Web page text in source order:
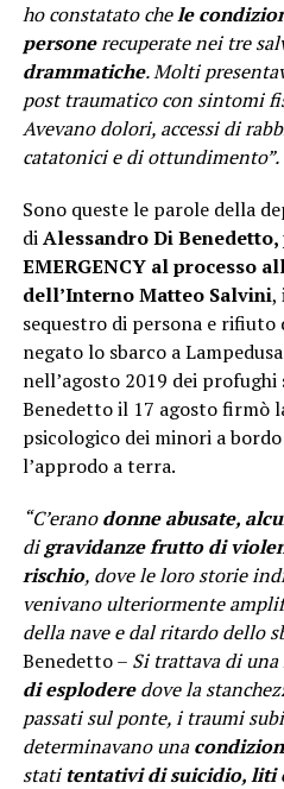
ho constatato chele
personerecuperate nei tre
drammatiche. Molti
post traumatico con sintomi
Avevano dolori, accessi di
catatonici e di ottundimento”.
Sono queste le parole della
diAlessandro Di
EMERGENCY al processo
dell’Interno Matteo Salvini,
sequestro di persona e
negato lo sbarco a
nell’agosto 2019 dei profughi
Benedetto il 17 agosto firmò
psicologico dei minori a
l’approdo a terra.
“C’eranodonne abusate,
digravidanze frutto di
rischio, dove le loro storie
venivano ulteriormente
della nave e dal ritardo dello
Benedetto – Si trattava di una
di esploderedove la
passati sul ponte, i traumi
determinavano una
statitentativi di suicidio, liti